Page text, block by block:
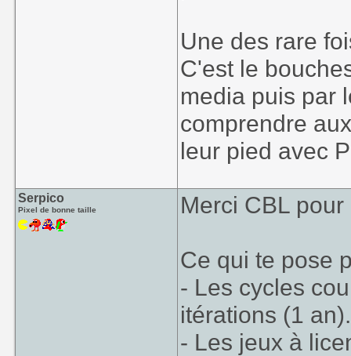
Une des rare
C'est le
media puis par
comprendre
leur pied avec
Serpico
Pixel de bonne taille Merci CBL
Ce qui te pose
- Les cycles
itérations (1 an).
- Les jeux à